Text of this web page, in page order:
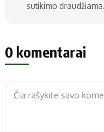
sutikimo draudžiama.
0 komentarai